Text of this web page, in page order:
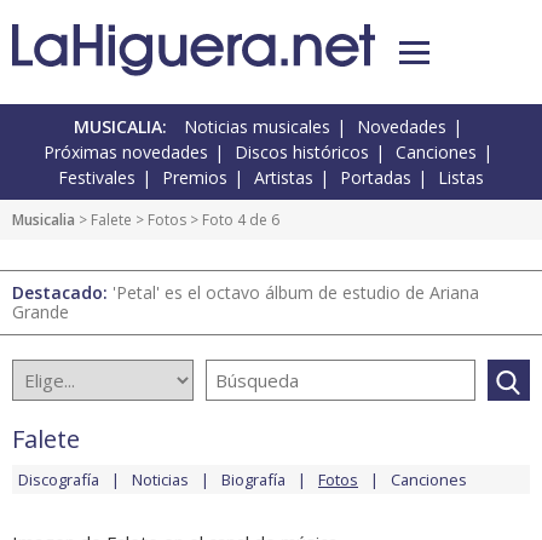
MUSICALIA: Noticias musicales
Novedades
Próximas novedades
Discos históricos
Canciones
Festivales
Premios Artistas Portadas Listas
Musicalia > Falete > Fotos > Foto 4 de 6
Destacado: 'Petal' es el octavo álbum de estudio de Ariana
Grande
Falete
Discografía Noticias Biografía Fotos Canciones